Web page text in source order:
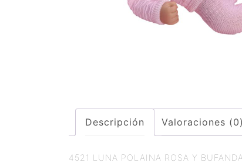
Descripción Valoraciones (0)
4521 LUNA POLAINA ROSA Y